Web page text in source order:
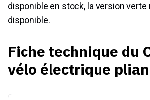
disponible en stock, la version verte
disponible.
Fiche technique du
vélo électrique